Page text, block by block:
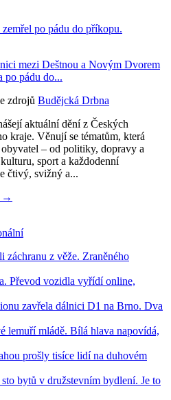
po pádu do příkopu.
mezi Deštnou a Novým Dvorem
po pádu do...
zdrojů Budějcká Drbna
aktuální dění z Českých
kraje. Věnují se tématům, která
– od politiky, dopravy a
sport a každodenní
čtivý, svižný a...
→
z věže. Zraněného
Převod vozidla vyřídí online,
zavřela dálnici D1 na Brno. Dva
lemuří mládě. Bílá hlava napovídá,
prošly tisíce lidí na duhovém
bytů v družstevním bydlení. Je to